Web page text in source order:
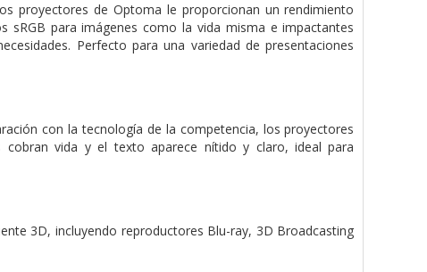
proyectores de Optoma le proporcionan un rendimiento
sRGB para imágenes como la vida misma e impactantes
Perfecto para una variedad de presentaciones
con la tecnología de la competencia, los proyectores
vida y el texto aparece nítido y claro, ideal para
3D, incluyendo reproductores Blu-ray, 3D Broadcasting